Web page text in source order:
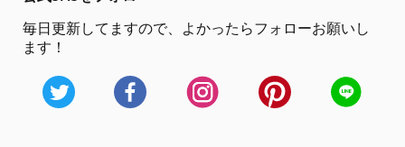
毎日更新してますので、
よかったらフォローお願いし
ます！